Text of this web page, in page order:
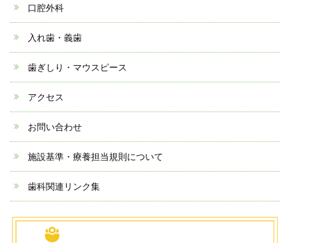
口腔外科
入れ歯・義歯
歯ぎしり・マウスピース
アクセス
お問い合わせ
施設基準・療養担当規則について
歯科関連リンク集